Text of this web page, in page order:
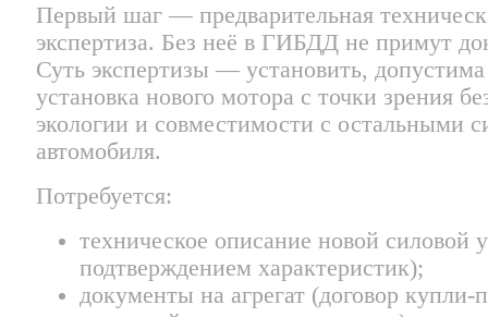
Первый шаг — предварительная
экспертиза. Без неё в ГИБДД не примут
Суть экспертизы — установить,
установка нового мотора с точки зрения
экологии и совместимости с остальными
автомобиля.
Потребуется:
техническое описание новой силовой
подтверждением характеристик);
документы на агрегат (договор купли-